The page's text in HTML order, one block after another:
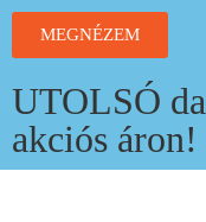
MEGNÉZEM
UTOLSÓ
akciós áron!